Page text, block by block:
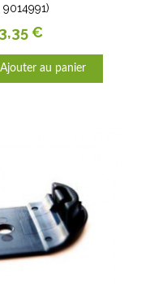
9014991)
€
Ajouter au panier